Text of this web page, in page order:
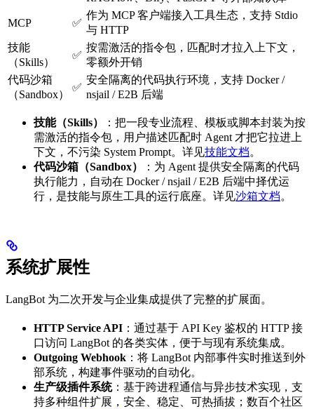
MCP ✅
作为 MCP 客户端接入工具生态，支持 Stdio
与 HTTP
技能
（Skills）
✅
按需激活的指令包，匹配时才拉入上下文，
零额外开销
代码沙箱
（Sandbox）
✅
安全隔离的代码执行环境，支持 Docker /
nsjail / E2B 后端
技能（Skills）
：把一段专业流程、模板或脚本封装为按
需激活的指令包，用户描述匹配时 Agent 才把它拉进上
下文，不污染 System Prompt。详见技能文档。
代码沙箱（Sandbox）
：为 Agent 提供安全隔离的代码
执行能力，自动在 Docker / nsjail / E2B 后端中择优运
行，是技能与原生工具的运行底座。详见沙箱文档。
系统扩展性
LangBot 为二次开发与企业集成提供了完整的扩展面。
HTTP Service API ：通过基于 API Key 鉴权的 HTTP 接
口访问 LangBot 的各类实体，便于与现有系统集成。
Outgoing Webhook ：将 LangBot 内部事件实时推送到外
部系统，构建事件驱动的自动化。
生产级插件系统：基于跨进程通信与异步技术实现，支
持多种组件扩展，安全、稳定、可热插拔；数百个社区